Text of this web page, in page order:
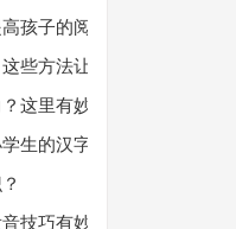
孩子的阅读与写作技能？
些方法让你事半功倍！
这里有妙招！
生的汉字书写能力？
技巧有妙招！